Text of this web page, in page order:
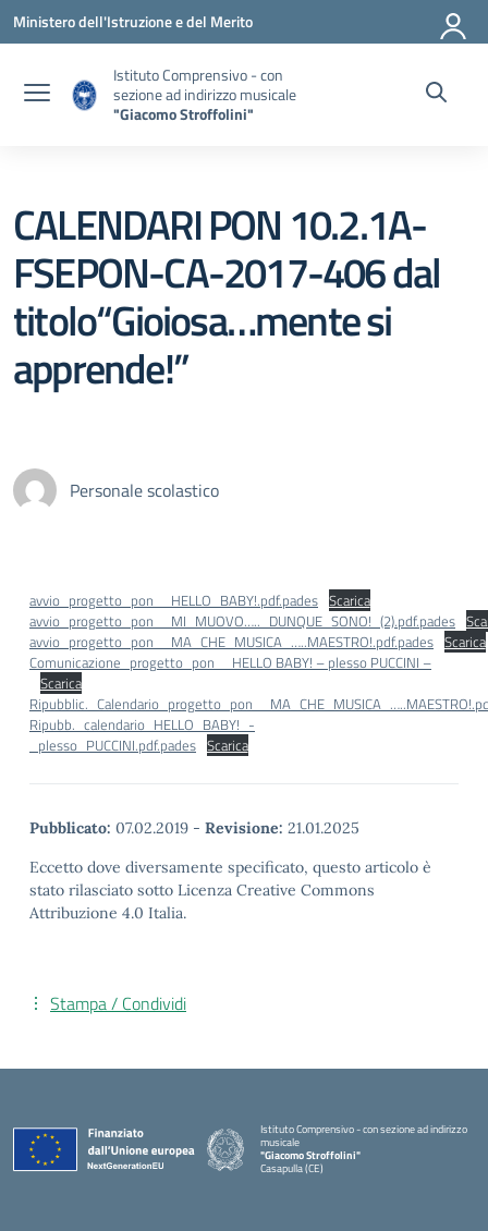
Vai ai contenuti
Vai al menu di navigazione
Vai al footer
Ministero dell'Istruzione e del Merito
Istituto Comprensivo - con
sezione ad indirizzo musicale
"Giacomo Stroffolini"
CALENDARI PON 10.2.1A-
FSEPON-CA-2017-406 dal
titolo“Gioiosa…mente si
apprende!”
Personale scolastico
avvio_progetto_pon__HELLO_BABY!.pdf.pades Scarica
avvio_progetto_pon__MI_MUOVO….._DUNQUE_SONO!_(2).pdf.pades
avvio_progetto_pon__MA_CHE_MUSICA_…..MAESTRO!.pdf.pades Scarica
Comunicazione_progetto_pon__HELLO BABY! – plesso PUCCINI –
Scarica
Ripubb._calendario_HELLO_BABY!_-
_plesso_PUCCINI.pdf.pades Scarica
Pubblicato: 07.02.2019 - Revisione: 21.01.2025
Eccetto dove diversamente specificato, questo articolo è
stato rilasciato sotto Licenza Creative Commons
Attribuzione 4.0 Italia.
Stampa / Condividi
Istituto Comprensivo - con sezione ad indirizzo
musicale
"Giacomo Stroffolini"
Casapulla (CE)